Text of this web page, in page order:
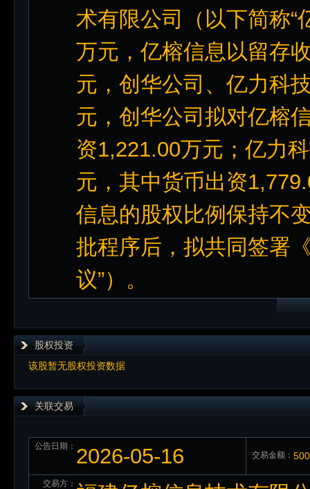
术有限公司（以下简称“
万元，亿榕信息以留存
元，创华公司、亿力科
元，创华公司拟对亿榕
资1,221.00万元；亿力
元，其中货币出资
信息的股权比例保持不
批程序后，拟共同签署
议”）。
股权投资
该股暂无股权投资数据
关联交易
公告日期： 2026-05-16 交易金额：
交易方：